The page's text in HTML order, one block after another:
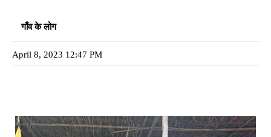
गाँव के लोग
April 8, 2023 12:47 PM